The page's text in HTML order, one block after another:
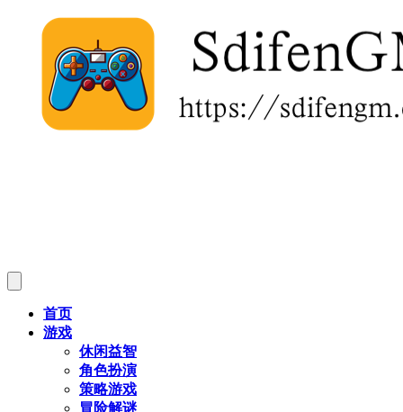
首页
游戏
休闲益智
角色扮演
策略游戏
冒险解谜